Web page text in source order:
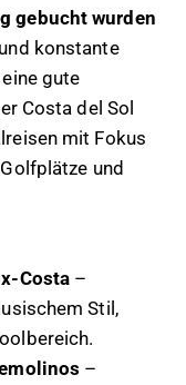
gebucht wurden
konstante
gute
Costa del Sol
mit Fokus
und
Costa –
Stil,
–